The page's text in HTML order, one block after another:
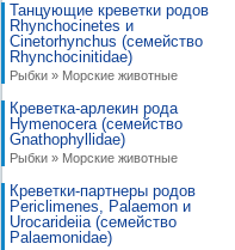
Танцующие креветки родов
Rhynchocinetes и
Cinetorhynchus (семейство
Rhynchocinitidae)
Рыбки » Морские животные
Креветка-арлекин рода
Hymenocera (семейство
Gnathophyllidae)
Рыбки » Морские животные
Креветки-партнеры родов
Periclimenes, Palaemon и
Urocarideiia (семейство
Palaemonidae)